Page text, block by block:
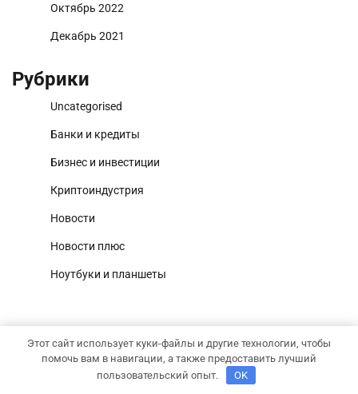
Октябрь 2022
Декабрь 2021
Рубрики
Uncategorised
Банки и кредиты
Бизнес и инвестиции
Криптоиндустрия
Новости
Новости плюс
Ноутбуки и планшеты
Copyright © 2026Капитал и рост Тема News Report от
Этот сайт использует куки-файлы и другие технологии, чтобы
помочь вам в навигации, а также предоставить лучший
пользовательский опыт.
OK